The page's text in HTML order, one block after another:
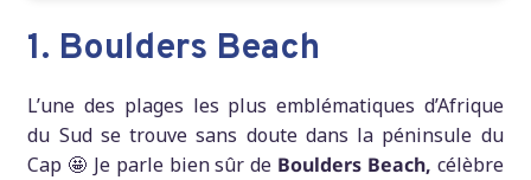
1. Boulders Beach
L’une des plages les plus emblématiques d’Afrique
du Sud se trouve sans doute dans la péninsule du
Cap 🤩 Je parle bien sûr de Boulders Beach, célèbre